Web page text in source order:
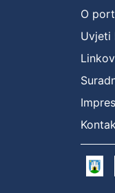
O
Uvjeti